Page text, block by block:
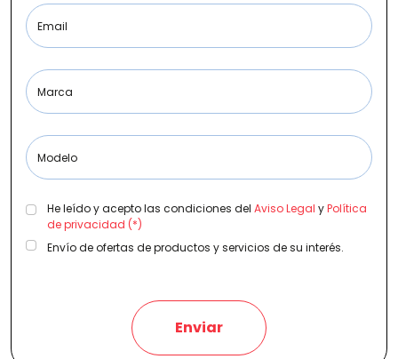
(Elige una o varias opciones)
Etiqueta medioambiental
Potencia
Email
Marca
Modelo
He leído y acepto las condiciones del Aviso Legal yPolítica
de privacidad (*)
Envío de ofertas de productos y servicios de su interés.
Enviar